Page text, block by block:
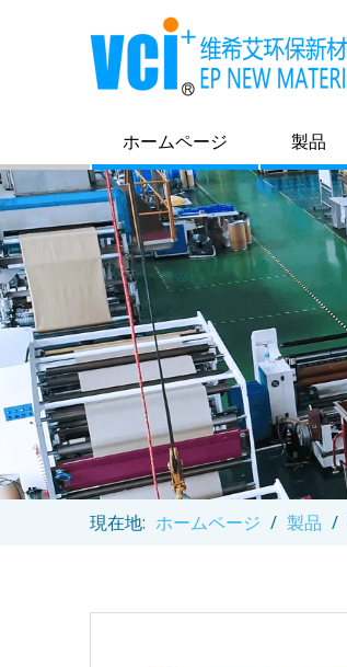
ホームページ 製品
現在地: ホームページ / 製品 /